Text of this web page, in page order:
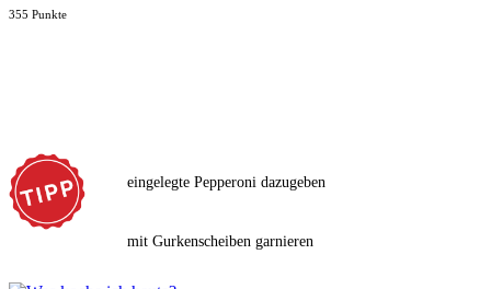
355 Punkte
eingelegte Pepperoni dazugeben
mit Gurkenscheiben garnieren